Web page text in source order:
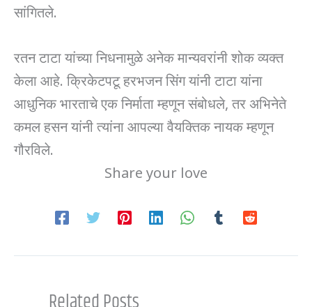
सांगितले​.
रतन टाटा यांच्या निधनामुळे अनेक मान्यवरांनी शोक व्यक्त
केला आहे. क्रिकेटपटू हरभजन सिंग यांनी टाटा यांना
आधुनिक भारताचे एक निर्माता म्हणून संबोधले, तर अभिनेते
कमल हसन यांनी त्यांना आपल्या वैयक्तिक नायक म्हणून
गौरविले​.
Share your love